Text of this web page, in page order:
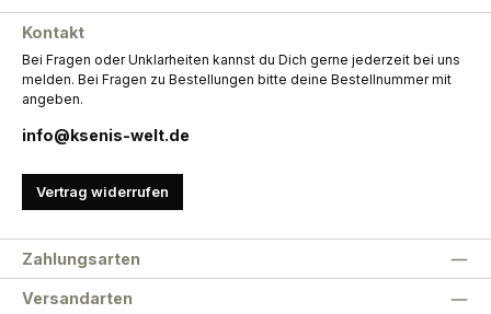
Kontakt
Bei Fragen oder Unklarheiten kannst du Dich gerne jederzeit bei uns
melden. Bei Fragen zu Bestellungen bitte deine Bestellnummer mit
angeben.
info@ksenis-welt.de
Vertrag widerrufen
Zahlungsarten
Versandarten